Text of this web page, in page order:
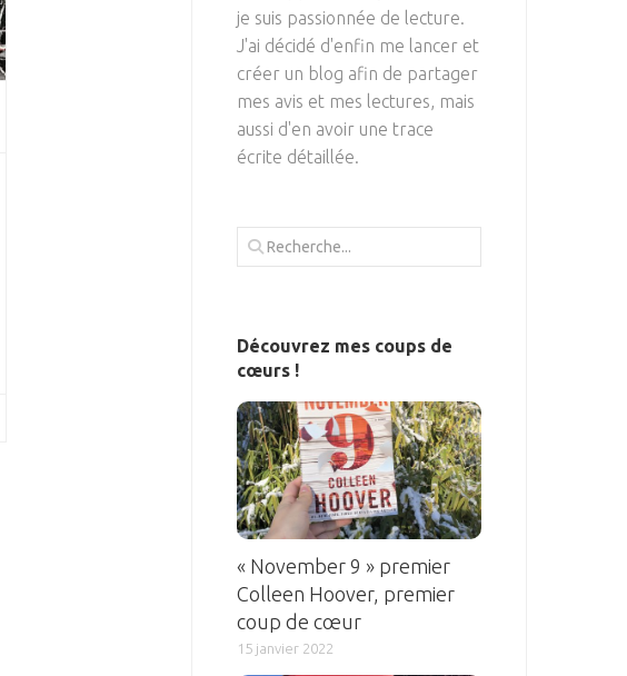
je suis passionnée de lecture.
J'ai décidé d'enfin me lancer et
créer un blog afin de partager
mes avis et mes lectures, mais
aussi d'en avoir une trace
écrite détaillée.
Découvrez mes coups de
cœurs !
« November 9 » premier
Colleen Hoover, premier
coup de cœur
15 janvier 2022